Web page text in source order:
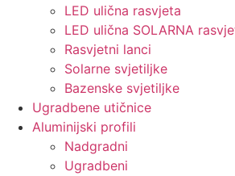
LED ulična rasvjeta
LED ulična SOLARNA
Rasvjetni lanci
Solarne svjetiljke
Bazenske svjetiljke
Ugradbene utičnice
Aluminijski profili
Nadgradni
Ugradbeni